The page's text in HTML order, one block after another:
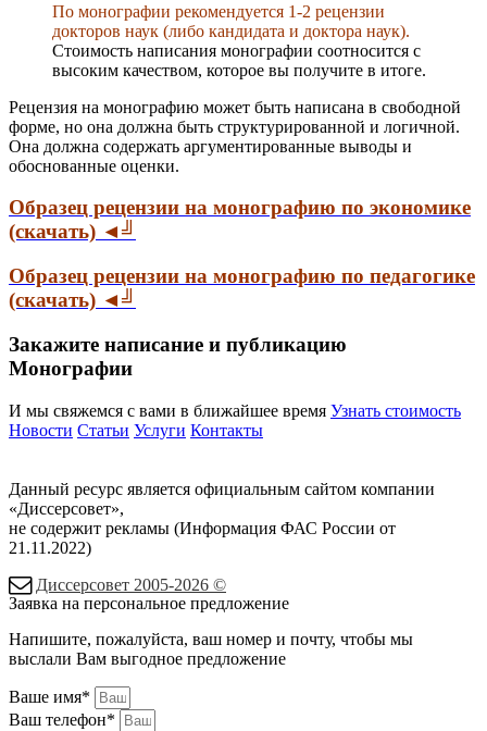
По монографии рекомендуется 1-2 рецензии
докторов наук (либо кандидата и доктора наук).
Стоимость написания монографии соотносится с
высоким качеством, которое вы получите в итоге.
Рецензия на монографию может быть написана в свободной
форме, но она должна быть структурированной и логичной.
Она должна содержать аргументированные выводы и
обоснованные оценки.
Образец рецензии на монографию по экономике
(скачать) ◄╝
Образец рецензии на монографию по педагогике
(скачать) ◄╝
Закажите написание и публикацию
Монографии
И мы свяжемся с вами в ближайшее время Узнать стоимость
Новости Статьи Услуги Контакты
Данный ресурс является официальным сайтом компании
«Диссерсовет»,
не содержит рекламы (Информация ФАС России от
21.11.2022)
Диссерсовет 2005-2026 ©
Заявка на персональное предложение
Напишите, пожалуйста, ваш номер и почту, чтобы мы
выслали Вам выгодное предложение
Ваше имя*
Ваш телефон*